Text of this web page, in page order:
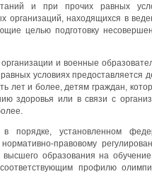
и при прочих равных
находящихся в
целью подготовку
и военные
условиях предоставляется
лет и более, детям граждан,
здоровья или в связи с
установленном
правовому
образования на
профилю